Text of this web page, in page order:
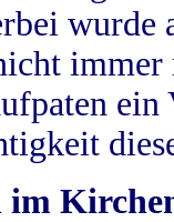
wurde
im